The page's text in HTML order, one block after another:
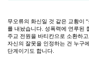
무오류의 화신일 것 같은 교황이 “
를 내놨습니다 성폭력에 연루된
주교 전원을 바티칸으로 소환하고
자신의 잘못을 인정하는 건 누구
단계이기도 합니다